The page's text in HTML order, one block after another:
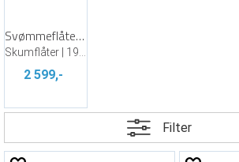
Svømmeflåter | 2 stk
2 599,-
Filter